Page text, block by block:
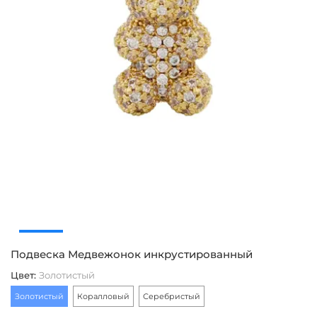
Подвеска Медвежонок инкрустированный
Цвет: Золотистый
Золотистый Коралловый Серебристый